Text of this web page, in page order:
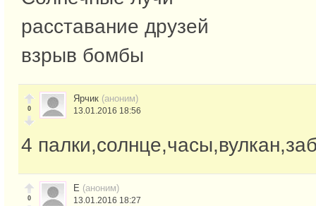
расставание друзей
взрыв бомбы
0
Ярчик (аноним)
13.01.2016 18:56
4
0
Е (аноним)
13.01.2016 18:27